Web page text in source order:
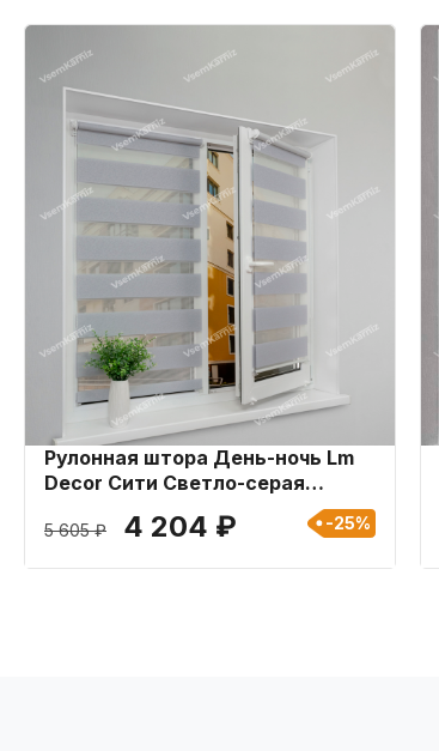
Рулонная штора День-ночь Lm
Decor Сити Светло-серая
5 605 ₽ 4 204 ₽ -25%